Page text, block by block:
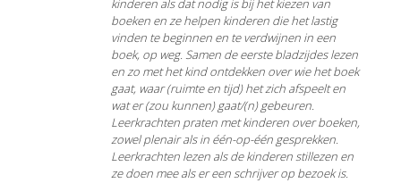
kinderen als dat nodig is bij het kiezen van
boeken en ze helpen kinderen die het lastig
vinden te beginnen en te verdwijnen in een
boek, op weg. Samen de eerste bladzijdes lezen
en zo met het kind ontdekken over wie het boek
gaat, waar (ruimte en tijd) het zich afspeelt en
wat er (zou kunnen) gaat/(n) gebeuren.
Leerkrachten praten met kinderen over boeken,
zowel plenair als in één-op-één gesprekken.
Leerkrachten lezen als de kinderen stillezen en
ze doen mee als er een schrijver op bezoek is.